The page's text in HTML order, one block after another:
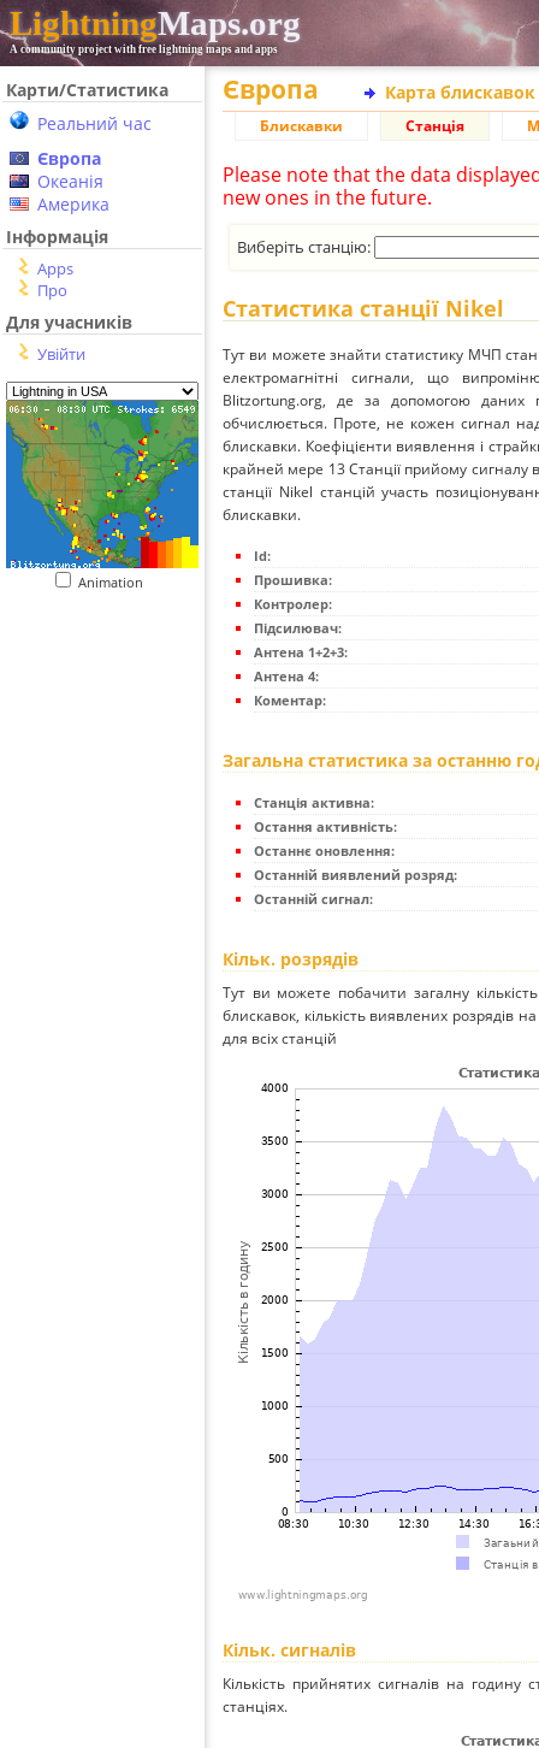
LightningMaps.org
A community project with free lightning maps and apps
Карти/Статистика
Реальний час
Європа
Океанія
Америка
Інформація
Apps
Про
Для учасників
Увійти
Animation
Європа Карта
Блискавки Станція
Please note that the data
new ones in the future.
Виберіть станцію:
Статистика станції Nikel
Тут ви можете знайти статистику МЧП
електромагнітні сигнали, що
Blitzortung.org, де за допомогою даних
обчислюється. Проте, не кожен сигнал
блискавки. Коефіцієнти виявлення і
крайней мере 13 Станції прийому сигналу
станції Nikel станцій участь
блискавки.
Id:
Прошивка:
Контролер:
Підсилювач:
Антена 1+2+3:
Антена 4:
Коментар:
Загальна статистика за останню
Станція активна:
Остання активність:
Останнє оновлення:
Останній виявлений розряд:
Останній сигнал:
Кільк. розрядів
Тут ви можете побачити загалну
блискавок, кількість виявлених розрядів
для всіх станцій
Кільк. сигналів
Кількість прийнятих сигналів на
станціях.